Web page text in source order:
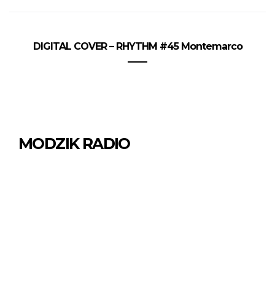
DIGITAL COVER – RHYTHM #45 Montemarco
MODZIK RADIO